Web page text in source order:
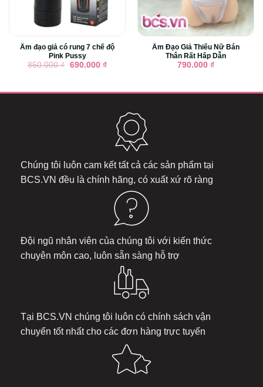
Âm đạo giả có rung 7 chế độ
Pink Pussy
850.000₫ Giá
690.000 ₫Giá
690.000 ₫.
Âm Đạo Giả Thiếu Nữ Bán
Thân Rất Hấp Dẫn
790.000 ₫
Chúng tôi luôn cam kết tất cả các sản phẩm tại
BCS.VN đều là chính hãng, có xuất xứ rõ ràng
Đội ngũ nhân viên của chúng tôi với kiến thức
chuyên môn cao, luôn sẵn sàng hỗ trợ
Tại BCS.VN chúng tôi luôn có chính sách vận
chuyển tốt nhất cho các đơn hàng trực tuyến